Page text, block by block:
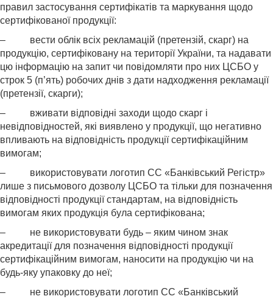
правил застосування сертифікатів та маркування щодо
сертифікованої продукції:
– вести облік всіх рекламацій (претензій, скарг) на
продукцію, сертифіковану на території України, та надавати
цю інформацію на запит чи повідомляти про них ЦСБО у
строк 5 (п’ять) робочих днів з дати надходження рекламації
(претензії, скарги);
– вживати відповідні заходи щодо скарг і
невідповідностей, які виявлено у продукції, що негативно
впливають на відповідність продукції сертифікаційним
вимогам;
– використовувати логотип СС «Банківський Регістр»
лише з письмового дозволу ЦСБО та тільки для позначення
відповідності продукції стандартам, на відповідність
вимогам яких продукція була сертифікована;
– не використовувати будь – яким чином знак
акредитації для позначення відповідності продукції
сертифікаційним вимогам, наносити на продукцію чи на
будь-яку упаковку до неї;
– не використовувати логотип СС «Банківський